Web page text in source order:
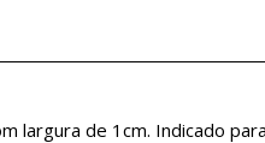
largura de 1cm. Indicado